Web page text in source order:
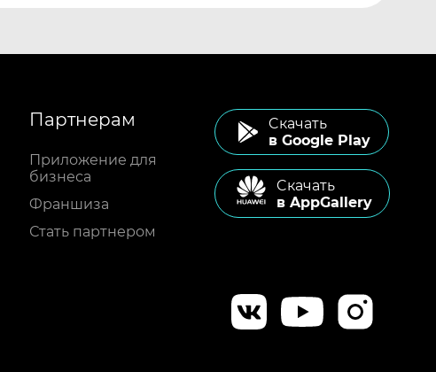
Партнерам
Приложение для
бизнеса
Франшиза
Стать партнером
Cкачать
в Google Play
Cкачать
в AppGallery